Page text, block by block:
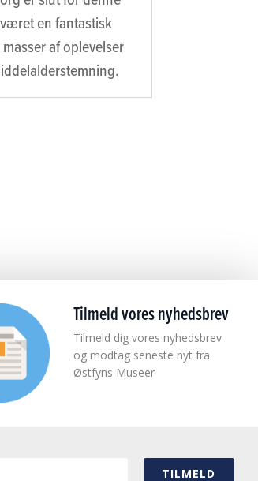
en fantastisk
af oplevelser
Tilmeld vores nyhedsbrev
Tilmeld dig vores nyhedsbrev
og modtag seneste nyt fra
Østfyns Museer
TILMELD